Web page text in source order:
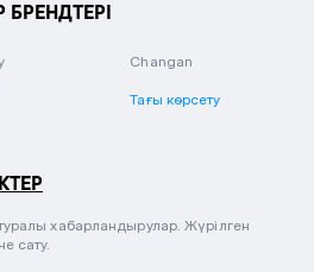
Changan
Тағы көрсету
хабарландырулар. Жүрілген
сату.